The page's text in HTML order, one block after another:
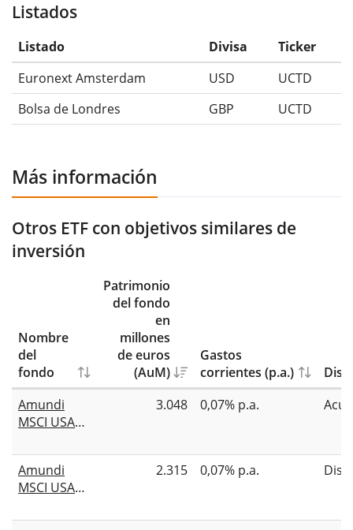
Listados
Listado Divisa
Ticker
Euronext Amsterdam
USD
UCTD
Bolsa de Londres
GBP UCTD
Más información
Otros ETF con objetivos similares de
inversión
Nombre
del
fondo
Patrimonio
del fondo
en
millones
de euros
(AuM)
Gastos
corrientes (p.a.)
Amundi
MSCI USA
Transition
UCITS ETF
Acc
3.048 0,07% p.a.
Amundi
MSCI USA
Transition
2.315 0,07% p.a.